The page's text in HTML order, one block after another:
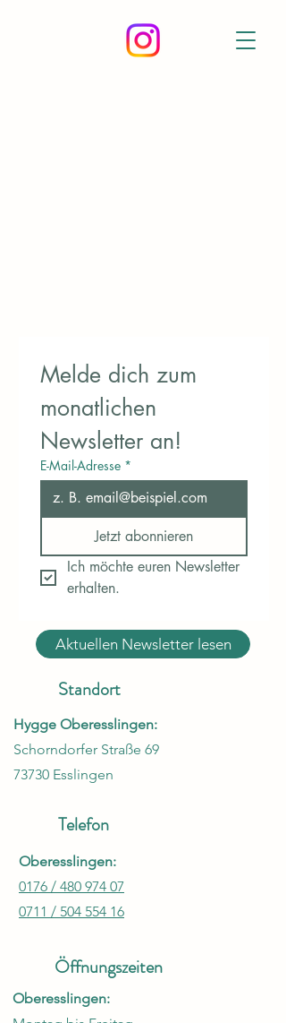
Melde dich zum
monatlichen
Newsletter an!
E-Mail-Adresse *
Jetzt abonnieren
Ich möchte euren Newsletter
erhalten.
Aktuellen Newsletter lesen
Standort
Hygge Oberesslingen:
Schorndorfer Straße 69
73730 Esslingen
Telefon
Oberesslingen:
0176 / 480 974 07
0711 / 504 554 16
Öffnungszeiten
Oberesslingen: